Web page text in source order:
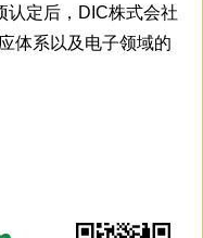
认定后，DIC株式会社
体系以及电子领域的